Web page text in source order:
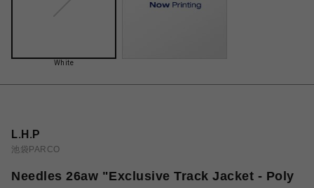
White
L.H.P
池袋PARCO
Needles 26aw "Exclusive Track Jacket - Poly